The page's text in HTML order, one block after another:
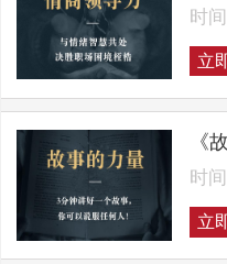
时间
立
《
时间
立